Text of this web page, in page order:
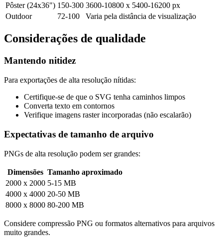
Pôster (24x36") 150-300 3600-10800 x 5400-16200 px
Outdoor
72-100 Varia pela distância de visualização
Considerações de qualidade
Mantendo nitidez
Para exportações de alta resolução nítidas:
Certifique-se de que o SVG tenha caminhos limpos
Converta texto em contornos
Verifique imagens raster incorporadas (não escalarão)
Expectativas de tamanho de arquivo
PNGs de alta resolução podem ser grandes:
Dimensões Tamanho aproximado
2000 x 2000 5-15 MB
4000 x 4000 20-50 MB
8000 x 8000 80-200 MB
Considere compressão PNG ou formatos alternativos para arquivos
muito grandes.